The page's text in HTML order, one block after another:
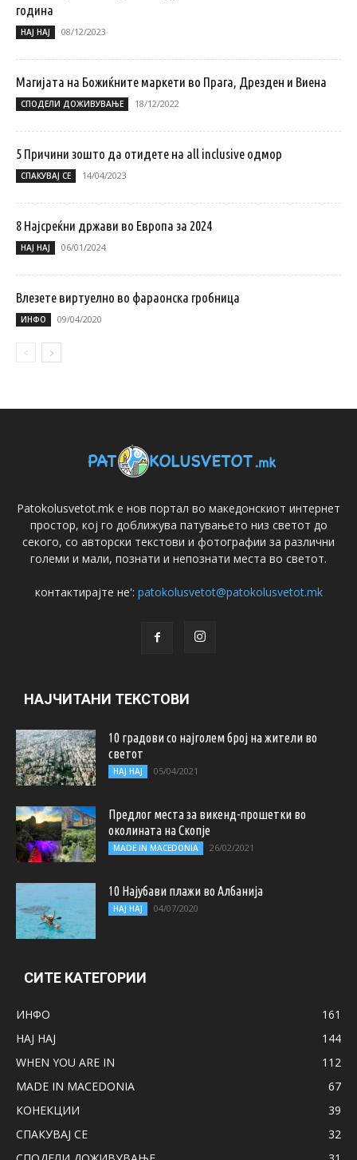
година
НАЈ НАЈ 08/12/2023
Магијата на Божиќните маркети во Прага, Дрезден и Виена
СПОДЕЛИ ДОЖИВУВАЊЕ 18/12/2022
5 Причини зошто да отидете на all inclusive одмор
СПАКУВАЈ СЕ 14/04/2023
8 Најсреќни држави во Европа за 2024
НАЈ НАЈ 06/01/2024
Влезете виртуелно во фараонска гробница
ИНФО 09/04/2020
Patokolusvetot.mk е нов портал во македонскиот интернет
простор, кој го доближува патувањето низ светот до
секого, со авторски текстови и фотографии за различни
големи и мали, познати и непознати места во светот.
контактирајте не': patokolusvetot@patokolusvetot.mk
НАЈЧИТАНИ ТЕКСТОВИ
10 градови со најголем број на жители во
светот
НАЈ НАЈ 05/04/2021
Предлог места за викенд-прошетки во
околината на Скопје
MADE IN MACEDONIA 26/02/2021
10 Најубави плажи во Албанија
НАЈ НАЈ 04/07/2020
СИТЕ КАТЕГОРИИ
ИНФО
161
НАЈ НАЈ
144
WHEN YOU ARE IN
112
MADE IN MACEDONIA
67
КОНЕКЦИИ
39
СПАКУВАЈ СЕ
32